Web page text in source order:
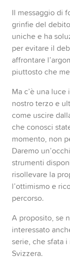
Il messaggio di
grinfie del
uniche e ha
per evitare il
affrontare
piuttosto che
Ma c’è una
nostro terzo e
come uscire
che conosci
momento, non
Daremo
strumenti
risollevare la
l’ottimismo e
percorso.
A proposito, se
interessato
serie, che sfata
Svizzera.